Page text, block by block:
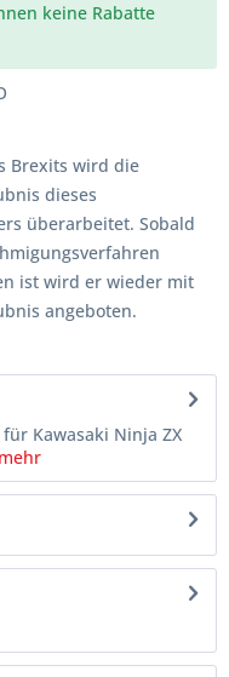
keine Rabatte
Brexits wird die
dieses
überarbeitet. Sobald
ist wird er wieder mit
angeboten.
Kawasaki Ninja ZX
mehr